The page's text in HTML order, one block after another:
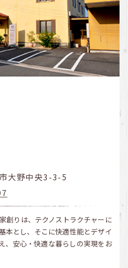
大野中央3-3-5
創りは、テクノストラクチャーに
本とし、そこに快適性能とデザイ
、安心・快適な暮らしの実現をお